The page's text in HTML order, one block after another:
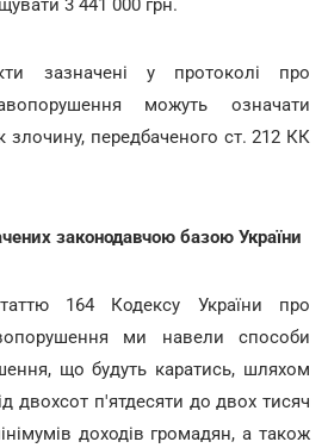
3 441 000 грн.
зазначені у протоколі про
можуть означати
злочину, передбаченого ст. 212 КК
законодавчою базою України
164 Кодексу України про
ми навели способи
що будуть каратись, шляхом
двохсот п'ятдесяти до двох тисяч
доходів громадян, а також